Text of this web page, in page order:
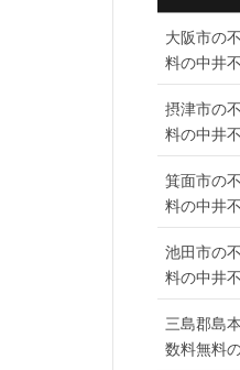
大阪市の
料の中井
摂津市の
料の中井
箕面市の
料の中井
池田市の
料の中井
三島郡島
数料無料